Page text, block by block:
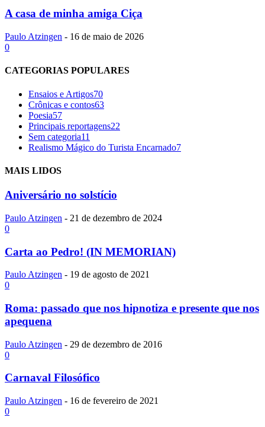
A casa de minha amiga Ciça
Paulo Atzingen - 16 de maio de 2026
0
CATEGORIAS POPULARES
Ensaios e Artigos70
Crônicas e contos63
Poesia57
Principais reportagens22
Sem categoria11
Realismo Mágico do Turista Encarnado7
MAIS LIDOS
Aniversário no solstí­cio
Paulo Atzingen - 21 de dezembro de 2024
0
Carta ao Pedro! (IN MEMORIAN)
Paulo Atzingen - 19 de agosto de 2021
0
Roma: passado que nos hipnotiza e presente que nos
apequena
Paulo Atzingen - 29 de dezembro de 2016
0
Carnaval Filosófico
Paulo Atzingen - 16 de fevereiro de 2021
0